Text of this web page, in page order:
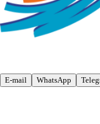
E-mail WhatsApp